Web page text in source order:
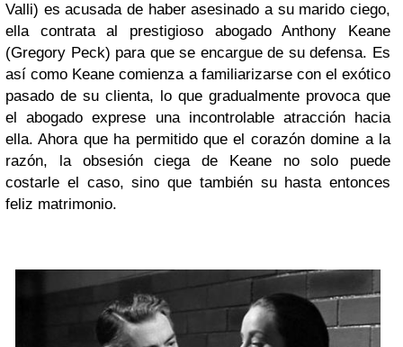
Valli) es acusada de haber asesinado a su marido ciego,
ella contrata al prestigioso abogado Anthony Keane
(Gregory Peck) para que se encargue de su defensa. Es
así como Keane comienza a familiarizarse con el exótico
pasado de su clienta, lo que gradualmente provoca que
el abogado exprese una incontrolable atracción hacia
ella. Ahora que ha permitido que el corazón domine a la
razón, la obsesión ciega de Keane no solo puede
costarle el caso, sino que también su hasta entonces
feliz matrimonio.